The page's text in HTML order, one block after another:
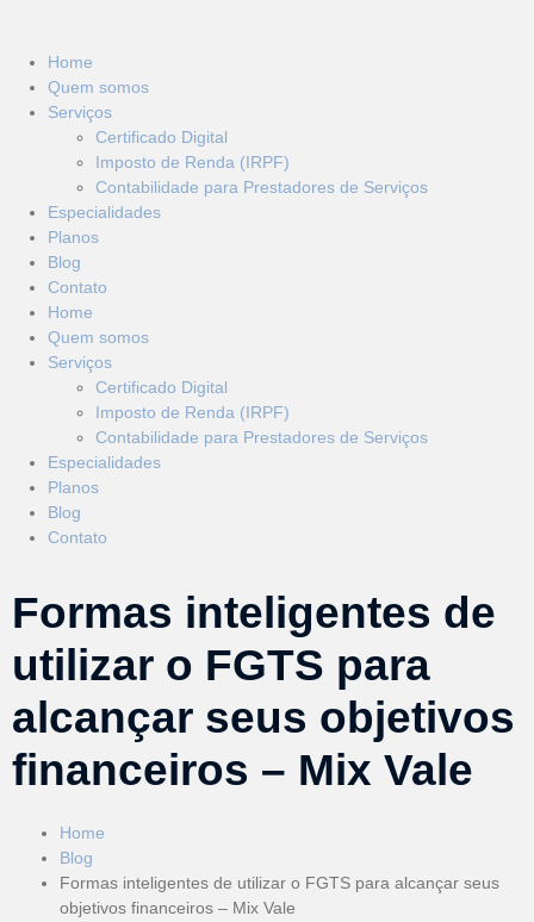
Home
Quem somos
Serviços
Certificado Digital
Imposto de Renda (IRPF)
Contabilidade para Prestadores de Serviços
Especialidades
Planos
Blog
Contato
Home
Quem somos
Serviços
Certificado Digital
Imposto de Renda (IRPF)
Contabilidade para Prestadores de Serviços
Especialidades
Planos
Blog
Contato
Formas inteligentes de
utilizar o FGTS para
alcançar seus objetivos
financeiros – Mix Vale
Home
Blog
Formas inteligentes de utilizar o FGTS para alcançar seus
objetivos financeiros – Mix Vale